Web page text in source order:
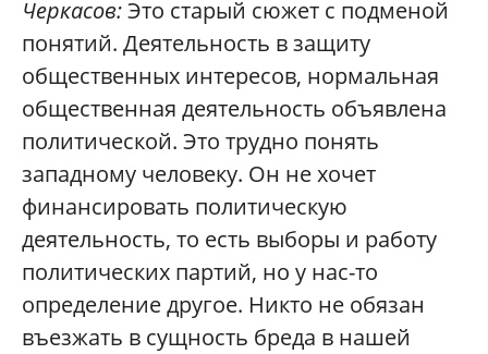
Черкасов:Это старый сюжет с подменой
понятий. Деятельность в защиту
общественных интересов, нормальная
общественная деятельность объявлена
политической. Это трудно понять
западному человеку. Он не хочет
финансировать политическую
деятельность, то есть выборы и работу
политических партий, но у нас-то
определение другое. Никто не обязан
въезжать в сущность бреда в нашей